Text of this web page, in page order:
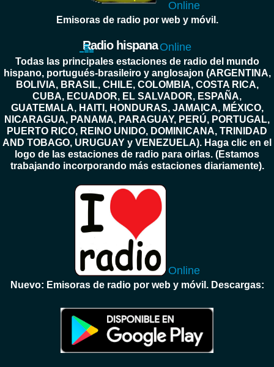
Online
Emisoras de radio por web y móvil.
Radio hispana Online
Todas las principales estaciones de radio del mundo
hispano, portugués-brasileiro y anglosajon (ARGENTINA,
BOLIVIA, BRASIL, CHILE, COLOMBIA, COSTA RICA,
CUBA, ECUADOR, EL SALVADOR, ESPAÑA,
GUATEMALA, HAITI, HONDURAS, JAMAICA, MÉXICO,
NICARAGUA, PANAMA, PARAGUAY, PERÚ, PORTUGAL,
PUERTO RICO, REINO UNIDO, DOMINICANA, TRINIDAD
AND TOBAGO, URUGUAY y VENEZUELA). Haga clic en el
logo de las estaciones de radio para oirlas. (Estamos
trabajando incorporando más estaciones diariamente).
Online
Nuevo: Emisoras de radio por web y móvil. Descargas: